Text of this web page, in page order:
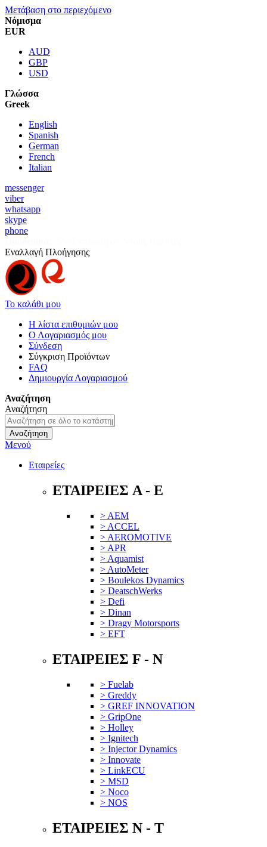
Μετάβαση στο περιεχόμενο
Νόμισμα
EUR
AUD
GBP
USD
Γλώσσα
Greek
English
Spanish
German
French
Italian
messenger
viber
whatsapp
skype
phone
Εναλλαγή Πλοήγησης
Το καλάθι μου
Η λίστα επιθυμιών μου
Ο Λογαριασμός μου
Σύνδεση
Σύγκριση Προϊόντων
FAQ
Δημιουργία Λογαριασμού
Αναζήτηση
Αναζήτηση
Αναζήτηση
Μενού
Εταιρείες
ΕΤΑΙΡΕΙΕΣ A - E
> AEM
> ACCEL
> AEROMOTIVE
> APR
> Aquamist
> AutoMeter
> Boulekos Dynamics
> DeatschWerks
> Defi
> Dinan
> Dragy Motorsports
> EFT
ΕΤΑΙΡΕΙΕΣ F - N
> Fuelab
> Greddy
> GREF INNOVATION
> GripOne
> Holley
> Ignitech
> Injector Dynamics
> Innovate
> LinkECU
> MSD
> Noco
> NOS
ΕΤΑΙΡΕΙΕΣ N - T